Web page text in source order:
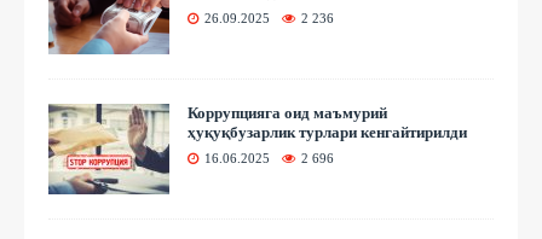
26.09.2025 2 236
Коррупцияга оид маъмурий
ҳуқуқбузарлик турлари кенгайтирилди
16.06.2025 2 696